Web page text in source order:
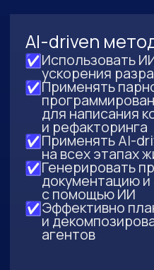
Настраивать скрипты
для автоматизации с
Контейнеризировать
с Docker
Настраивать CI/CD
Actions
Настраивать observability
Развертывать
в облаке